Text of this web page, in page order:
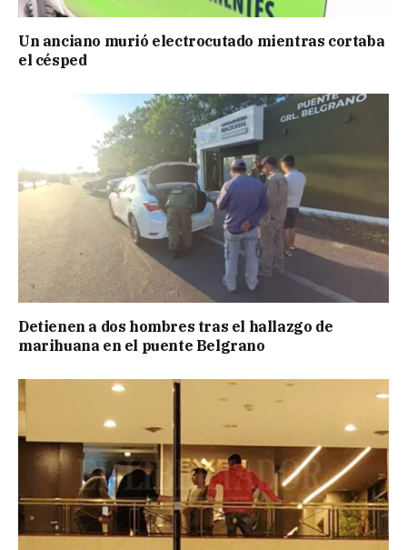
Un anciano murió electrocutado mientras cortaba
el césped
Detienen a dos hombres tras el hallazgo de
marihuana en el puente Belgrano